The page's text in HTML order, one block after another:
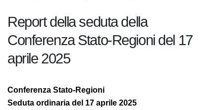
Report della seduta della
Conferenza Stato-Regioni del 17
aprile 2025
Conferenza Stato-Regioni
Seduta ordinaria del 17 aprile 2025